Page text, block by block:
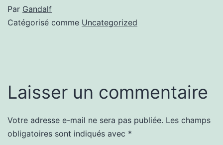
Par Gandalf
Catégorisé comme Uncategorized
Laisser un commentaire
Votre adresse e-mail ne sera pas publiée. Les champs
obligatoires sont indiqués avec *